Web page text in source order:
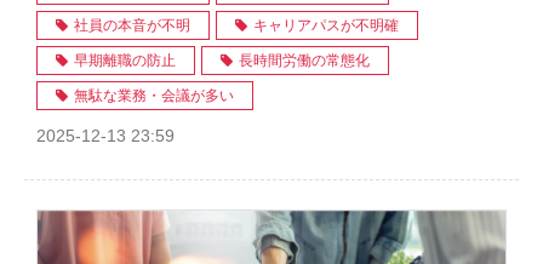
社員の本音が不明 キャリアパスが不明確
早期離職の防止 長時間労働の常態化
無駄な業務・会議が多い
2025-12-13 23:59